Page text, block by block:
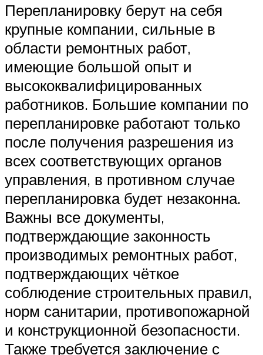
Перепланировку берут на себя
крупные компании, сильные в
области ремонтных работ,
имеющие большой опыт и
высококвалифицированных
работников. Большие компании по
перепланировке работают только
после получения разрешения из
всех соответствующих органов
управления, в противном случае
перепланировка будет незаконна.
Важны все документы,
подтверждающие законность
производимых ремонтных работ,
подтверждающих чёткое
соблюдение строительных правил,
норм санитарии, противопожарной
и конструкционной безопасности.
Также требуется заключение с